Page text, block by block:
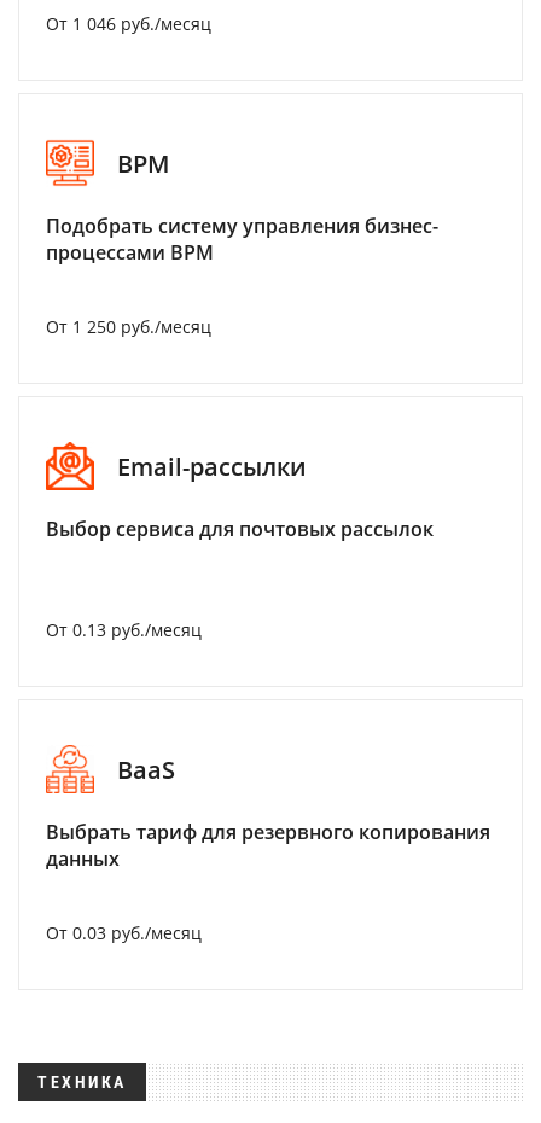
От 1 046 руб./месяц
BPM
Подобрать систему управления бизнес-
процессами BPM
От 1 250 руб./месяц
Email-рассылки
Выбор сервиса для почтовых рассылок
От 0.13 руб./месяц
BaaS
Выбрать тариф для резервного копирования
данных
От 0.03 руб./месяц
ТЕХНИКА